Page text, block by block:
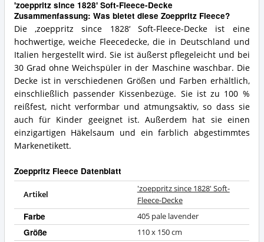
'zoeppritz since 1828' Soft-Fleece-Decke
Zusammenfassung: Was bietet diese Zoeppritz Fleece?
Die ‚zoeppritz since 1828‘ Soft-Fleece-Decke ist eine
hochwertige, weiche Fleecedecke, die in Deutschland und
Italien hergestellt wird. Sie ist äußerst pflegeleicht und bei
30 Grad ohne Weichspüler in der Maschine waschbar. Die
Decke ist in verschiedenen Größen und Farben erhältlich,
einschließlich passender Kissenbezüge. Sie ist zu 100 %
reißfest, nicht verformbar und atmungsaktiv, so dass sie
auch für Kinder geeignet ist. Außerdem hat sie einen
einzigartigen Häkelsaum und ein farblich abgestimmtes
Markenetikett.
Zoeppritz Fleece Datenblatt
Artikel
'zoeppritz since 1828' Soft-
Fleece-Decke
Farbe 405 pale lavender
Größe 110 x 150 cm